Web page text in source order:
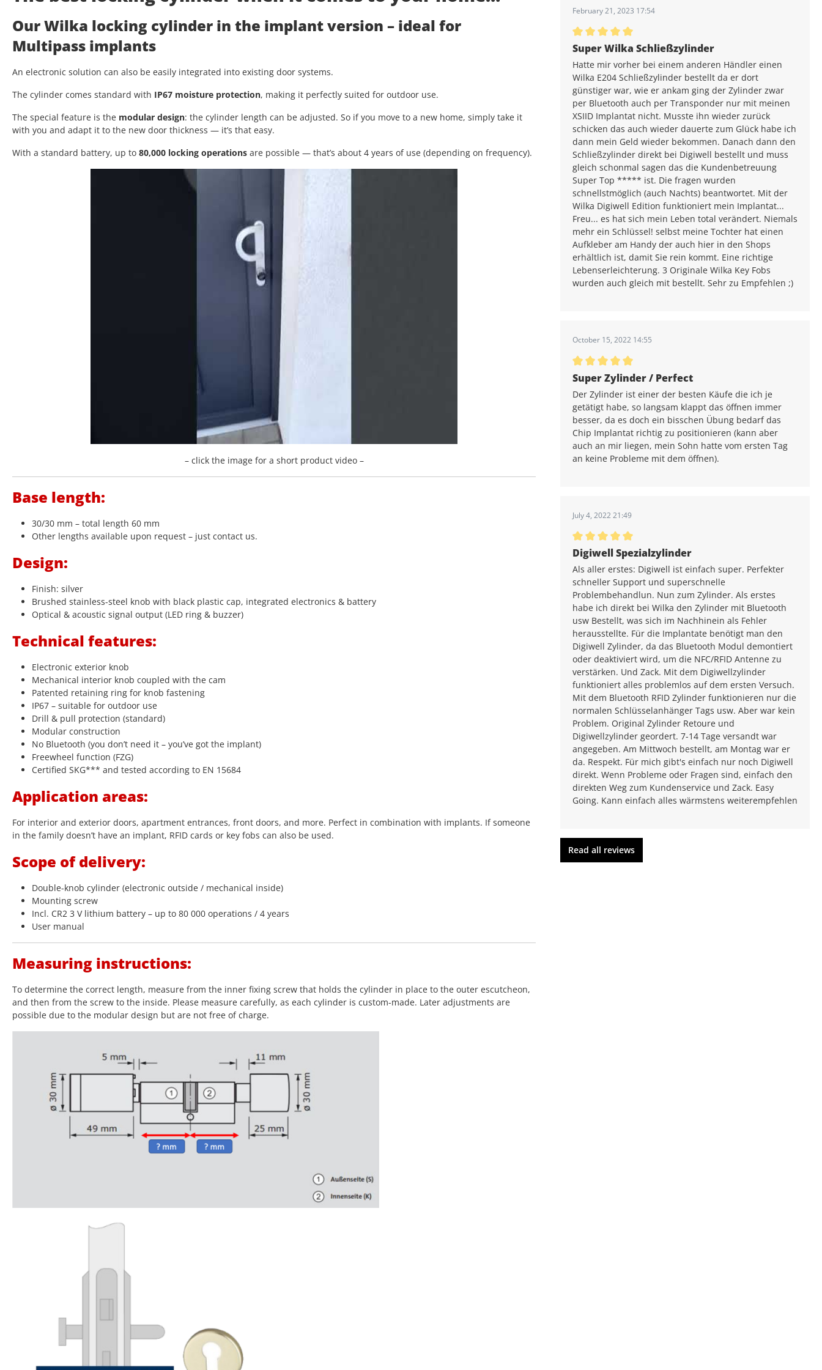
Our Wilka locking cylinder in the implant version – ideal for
Multipass implants
An electronic solution can also be easily integrated into existing door systems.
The cylinder comes standard with IP67 moisture protection, making it perfectly suited for outdoor use.
The special feature is the modular design: the cylinder length can be adjusted. So if you move to a new home, simply take it
with you and adapt it to the new door thickness — it’s that easy.
With a standard battery, up to 80,000 locking operations are possible — that’s about 4 years of use (depending on frequency).
– click the image for a short product video –
Base length:
30/30 mm – total length 60 mm
Other lengths available upon request – just contact us.
Design:
Finish: silver
Brushed stainless-steel knob with black plastic cap, integrated electronics & battery
Optical & acoustic signal output (LED ring & buzzer)
Technical features:
Electronic exterior knob
Mechanical interior knob coupled with the cam
Patented retaining ring for knob fastening
IP67 – suitable for outdoor use
Drill & pull protection (standard)
Modular construction
No Bluetooth (you don’t need it – you’ve got the implant)
Freewheel function (FZG)
Certified SKG*** and tested according to EN 15684
Application areas:
For interior and exterior doors, apartment entrances, front doors, and more. Perfect in combination with implants. If someone
in the family doesn’t have an implant, RFID cards or key fobs can also be used.
Scope of delivery:
Double-knob cylinder (electronic outside / mechanical inside)
Mounting screw
Incl. CR2 3 V lithium battery – up to 80 000 operations / 4 years
User manual
Measuring instructions:
To determine the correct length, measure from the inner fixing screw that holds the cylinder in place to the outer escutcheon,
and then from the screw to the inside. Please measure carefully, as each cylinder is custom-made. Later adjustments are
possible due to the modular design but are not free of charge.
February 21, 2023 17:54
Average rating of 5 out of 5 stars
Super Wilka Schließzylinder
Hatte mir vorher bei einem anderen Händler einen
Wilka E204 Schließzylinder bestellt da er dort
günstiger war, wie er ankam ging der Zylinder zwar
per Bluetooth auch per Transponder nur mit meinen
XSIID Implantat nicht. Musste ihn wieder zurück
schicken das auch wieder dauerte zum Glück habe ich
dann mein Geld wieder bekommen. Danach dann den
Schließzylinder direkt bei Digiwell bestellt und muss
gleich schonmal sagen das die Kundenbetreuung
Super Top ***** ist. Die fragen wurden
schnellstmöglich (auch Nachts) beantwortet. Mit der
Wilka Digiwell Edition funktioniert mein Implantat...
Freu... es hat sich mein Leben total verändert. Niemals
mehr ein Schlüssel! selbst meine Tochter hat einen
Aufkleber am Handy der auch hier in den Shops
erhältlich ist, damit Sie rein kommt. Eine richtige
Lebenserleichterung. 3 Originale Wilka Key Fobs
wurden auch gleich mit bestellt. Sehr zu Empfehlen ;)
October 15, 2022 14:55
Average rating of 5 out of 5 stars
Super Zylinder / Perfect
Der Zylinder ist einer der besten Käufe die ich je
getätigt habe, so langsam klappt das öffnen immer
besser, da es doch ein bisschen Übung bedarf das
Chip Implantat richtig zu positionieren (kann aber
auch an mir liegen, mein Sohn hatte vom ersten Tag
an keine Probleme mit dem öffnen).
July 4, 2022 21:49
Average rating of 5 out of 5 stars
Digiwell Spezialzylinder
Als aller erstes: Digiwell ist einfach super. Perfekter
schneller Support und superschnelle
Problembehandlun. Nun zum Zylinder. Als erstes
habe ich direkt bei Wilka den Zylinder mit Bluetooth
usw Bestellt, was sich im Nachhinein als Fehler
herausstellte. Für die Implantate benötigt man den
Digiwell Zylinder, da das Bluetooth Modul demontiert
oder deaktiviert wird, um die NFC/RFID Antenne zu
verstärken. Und Zack. Mit dem Digiwellzylinder
funktioniert alles problemlos auf dem ersten Versuch.
Mit dem Bluetooth RFID Zylinder funktionieren nur die
normalen Schlüsselanhänger Tags usw. Aber war kein
Problem. Original Zylinder Retoure und
Digiwellzylinder geordert. 7-14 Tage versandt war
angegeben. Am Mittwoch bestellt, am Montag war er
da. Respekt. Für mich gibt's einfach nur noch Digiwell
direkt. Wenn Probleme oder Fragen sind, einfach den
direkten Weg zum Kundenservice und Zack. Easy
Going. Kann einfach alles wärmstens weiterempfehlen
Read all reviews